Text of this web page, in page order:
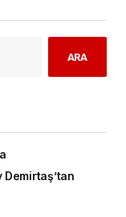
ARA
Demirtaş’tan